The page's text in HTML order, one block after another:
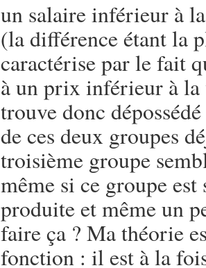
un salaire inférieur à
(la différence étant la
caractérise par le fait
à un prix inférieur à
trouve donc
de ces deux groupes
troisième groupe
même si ce groupe
produite et même un
faire ça ? Ma théorie
fonction : il est à la